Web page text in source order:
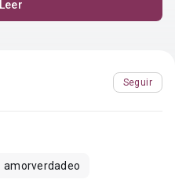
Leer
Seguir
amorverdadeo